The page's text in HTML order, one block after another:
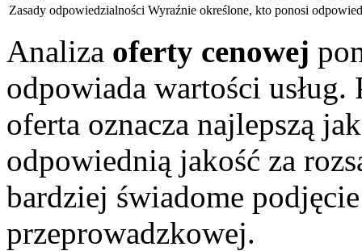
Zasady odpowiedzialności Wyraźnie określone, kto ponosi
Analiza oferty cenowej
odpowiada wartości usług.
oferta oznacza najlepszą
odpowiednią jakość za
bardziej świadome
przeprowadzkowej.